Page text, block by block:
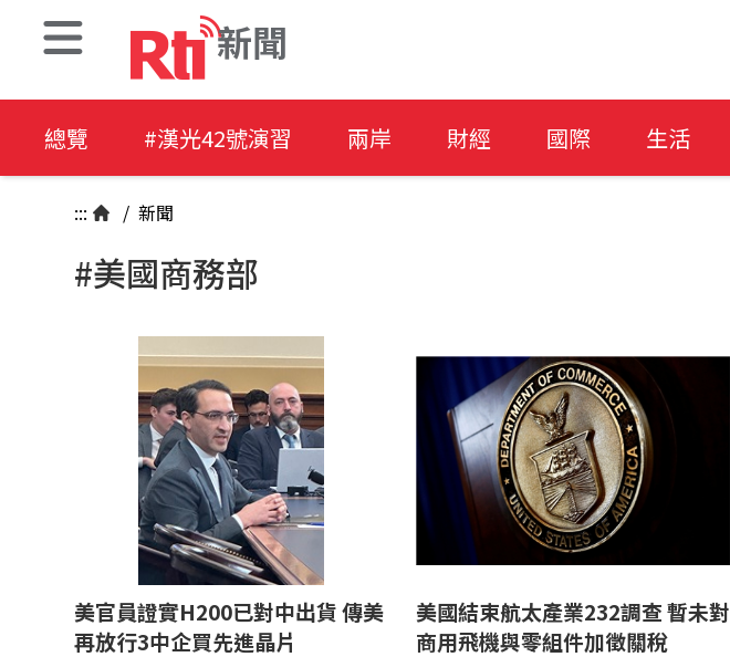
新聞
總覽 #漢光42號演習 兩岸 財經 國際 生活
::: / 新聞
#美國商務部
美官員證實H200已對中出貨 傳美
再放行3中企買先進晶片
美國結束航太產業232調查 暫未對
商用飛機與零組件加徵關稅